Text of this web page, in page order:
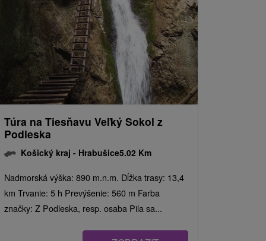
Túra na Tiesňavu Veľký Sokol z
Podleska
Košický kraj - Hrabušice5.02 Km
Nadmorská výška: 890 m.n.m. Dĺžka trasy: 13,4
km Trvanie: 5 h Prevýšenie: 560 m Farba
značky: Z Podleska, resp. osaba Pila sa...